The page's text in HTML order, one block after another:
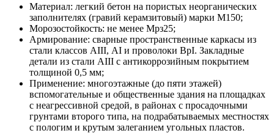
Материал: легкий бетон на пористых неорганических
заполнителях (гравий керамзитовый) марки М150;
Морозостойкость: не менее Мрз25;
Армирование: сварные пространственные каркасы из
стали классов АIII, АI и проволоки ВрI. Закладные
детали из стали АIII с антикоррозийным покрытием
толщиной 0,5 мм;
Применение: многоэтажные (до пяти этажей)
вспомогательные и общественные здания на площадках
с неагрессивной средой, в районах с просадочными
грунтами второго типа, на подрабатываемых местностях
с пологим и крутым залеганием угольных пластов.